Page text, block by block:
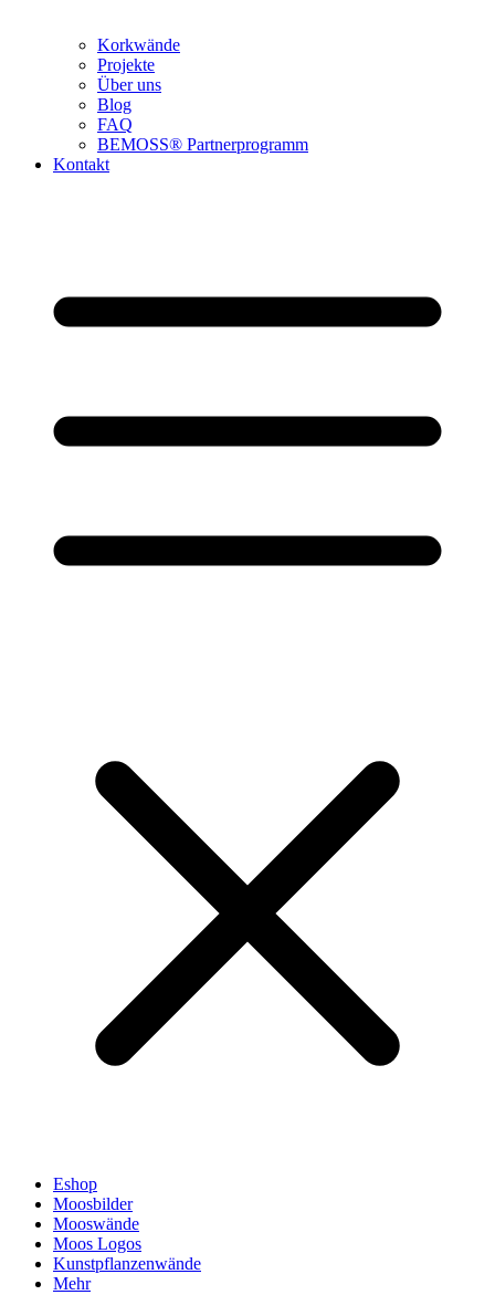
Korkwände
Projekte
Über uns
Blog
FAQ
BEMOSS® Partnerprogramm​
Kontakt
Eshop
Moosbilder
Mooswände
Moos Logos
Kunstpflanzenwände
Mehr